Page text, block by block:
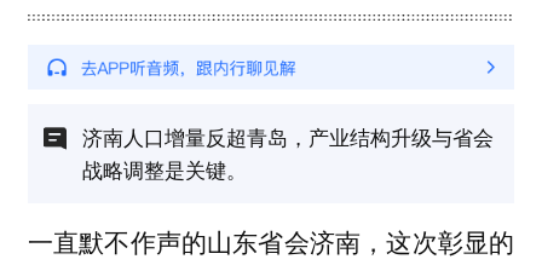
济南人口增量反超青岛，产业结构升级与省会
战略调整是关键。
一直默不作声的山东省会济南，这次彰显的